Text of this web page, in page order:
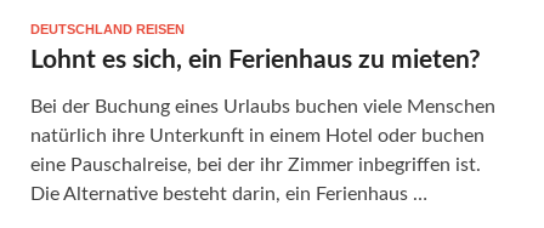
DEUTSCHLAND REISEN
Lohnt es sich, ein Ferienhaus zu mieten?
Bei der Buchung eines Urlaubs buchen viele Menschen
natürlich ihre Unterkunft in einem Hotel oder buchen
eine Pauschalreise, bei der ihr Zimmer inbegriffen ist.
Die Alternative besteht darin, ein Ferienhaus …